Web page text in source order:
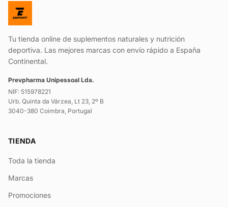
Tu tienda online de suplementos naturales y nutrición
deportiva. Las mejores marcas con envío rápido a España
Continental.
Prevpharma Unipessoal Lda.
NIF: 515978221
Urb. Quinta da Várzea, Lt 23, 2º B
3040-380 Coimbra, Portugal
TIENDA
Toda la tienda
Marcas
Promociones